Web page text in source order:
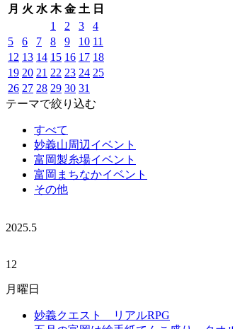
月 火 水 木 金 土 日
1
2 3
4
5
6 7 8 9 10 11
12 13 14 15 16 17 18
19 20 21 22 23 24 25
26 27 28 29 30 31
テーマで絞り込む
すべて
妙義山周辺イベント
富岡製糸場イベント
富岡まちなかイベント
その他
2025.5
12
月曜日
妙義クエスト リアルRPG